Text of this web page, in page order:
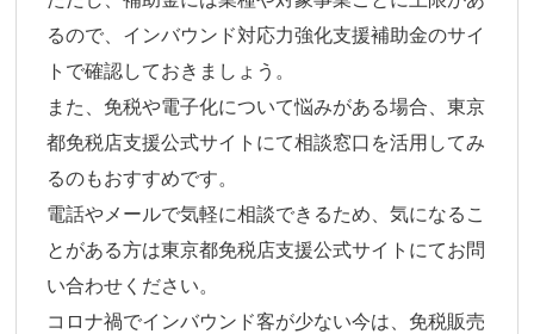
るので、インバウンド対応力強化支援補助金のサイ
トで確認しておきましょう。
また、免税や電子化について悩みがある場合、東京
都免税店支援公式サイトにて相談窓口を活用してみ
るのもおすすめです。
電話やメールで気軽に相談できるため、気になるこ
とがある方は東京都免税店支援公式サイトにてお問
い合わせください。
コロナ禍でインバウンド客が少ない今は、免税販売